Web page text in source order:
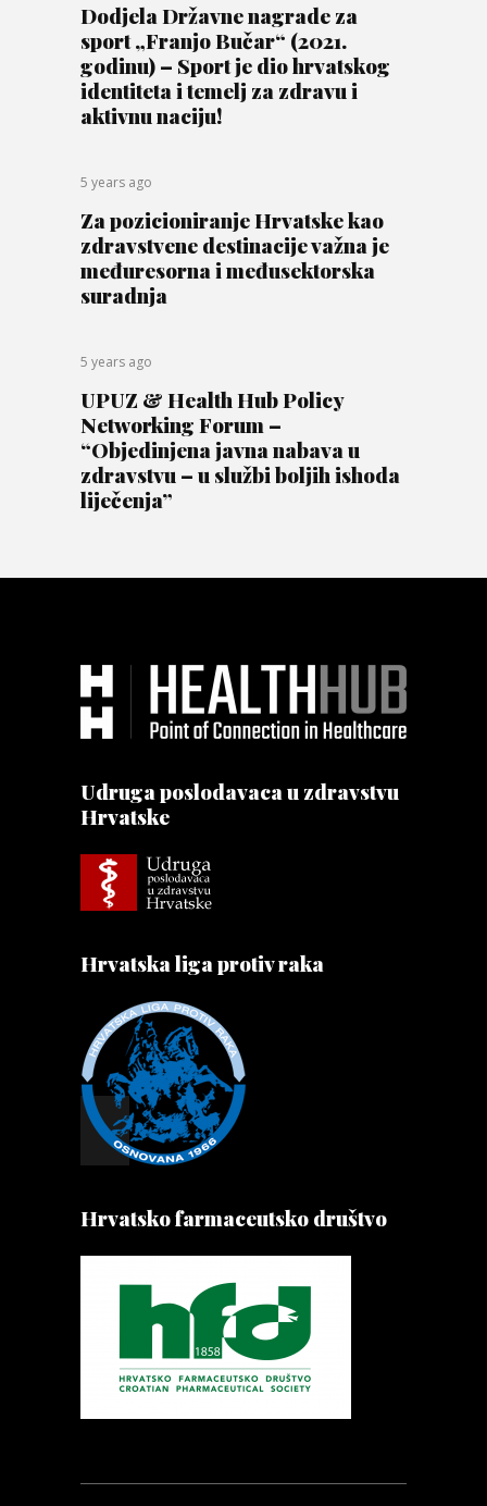
Dodjela Državne nagrade za
sport „Franjo Bučar“ (2021.
godinu) – Sport je dio hrvatskog
identiteta i temelj za zdravu i
aktivnu naciju!
5 years ago
Za pozicioniranje Hrvatske kao
zdravstvene destinacije važna je
međuresorna i međusektorska
suradnja
5 years ago
UPUZ & Health Hub Policy
Networking Forum –
“Objedinjena javna nabava u
zdravstvu – u službi boljih ishoda
liječenja”
Udruga poslodavaca u zdravstvu
Hrvatske
Hrvatska liga protiv raka
Hrvatsko farmaceutsko društvo